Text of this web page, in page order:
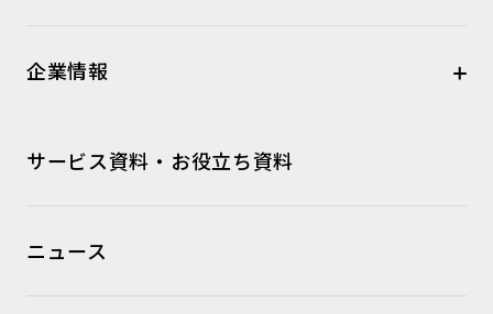
企業情報
サービス資料・お役立ち資料
ニュース